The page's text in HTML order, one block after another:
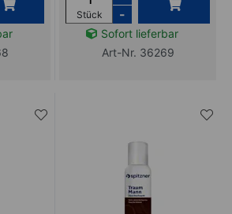
Stück
-
Sofort lieferbar
Art-Nr. 36269